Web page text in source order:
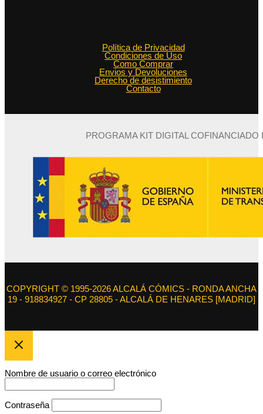
Política de Privacidad
Condiciones de Uso
Como Comprar
Envios y Devoluciones
Derecho de desistimiento
Contacto
PROGRAMA KIT DIGITAL
COPYRIGHT © 1995-2026 ALCALÁ CÓMICS - RONDA ANCHA
19 - 918834927 - CP 28805 - ALCALÁ DE HENARES [MADRID]
Nombre de usuario o correo electrónico
Contraseña